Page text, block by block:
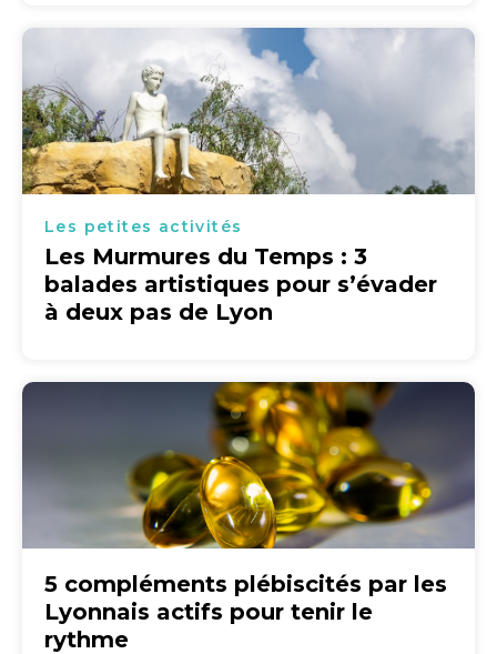
Les petites activités
Les Murmures du Temps : 3
balades artistiques pour s’évader
à deux pas de Lyon
5 compléments plébiscités par les
Lyonnais actifs pour tenir le
rythme